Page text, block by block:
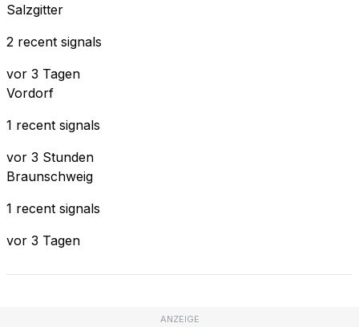
Salzgitter
2 recent signals
vor 3 Tagen
Vordorf
1 recent signals
vor 3 Stunden
Braunschweig
1 recent signals
vor 3 Tagen
ANZEIGE